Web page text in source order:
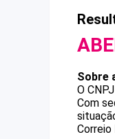
Sobre
O
Com
Correio